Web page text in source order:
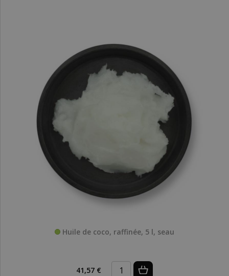
Huile de coco, raffinée, 5 l, seau
41,57 €